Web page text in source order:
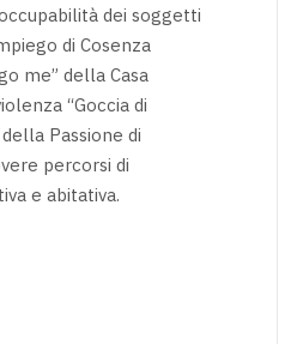
dei soggetti
di Cosenza
me” della Casa
“Goccia di
Passione di
percorsi di
e abitativa.